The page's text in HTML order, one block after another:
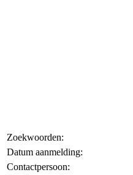
Zoekwoorden:
Datum aanmelding:
Contactpersoon: